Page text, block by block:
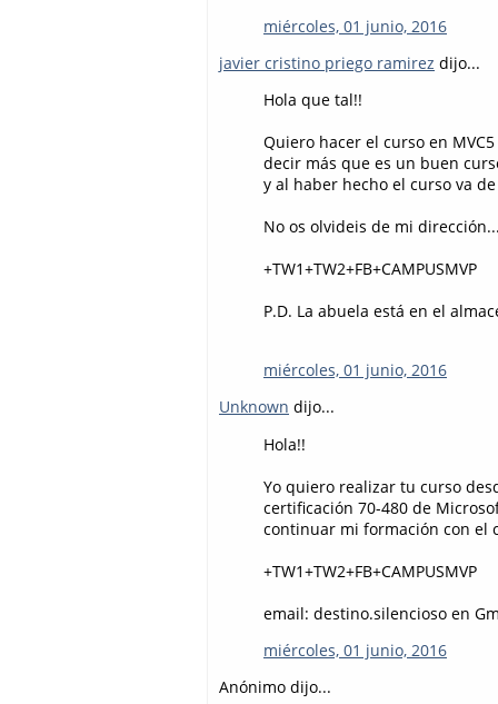
miércoles, 01 junio, 2016
javier cristino priego ramirez dijo...
Hola que tal!!
Quiero hacer el curso en
decir más que es un buen
y al haber hecho el curso va
No os olvideis de mi
+TW1+TW2+FB+CAMPUSMVP
P.D. La abuela está en el
miércoles, 01 junio, 2016
Unknown dijo...
Hola!!
Yo quiero realizar tu curso
certificación 70-480 de
continuar mi formación con el
+TW1+TW2+FB+CAMPUSMVP
email: destino.silencioso en
miércoles, 01 junio, 2016
Anónimo dijo...